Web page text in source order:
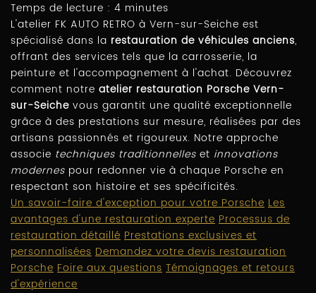
Temps de lecture : 4 minutes
L'atelier FK AUTO RETRO à Vern-sur-Seiche est
spécialisé dans la restauration de véhicules anciens,
offrant des services tels que la carrosserie, la
peinture et l'accompagnement à l'achat. Découvrez
comment notre atelier restauration Porsche Vern-
sur-Seiche vous garantit une qualité exceptionnelle
grâce à des prestations sur mesure, réalisées par des
artisans passionnés et rigoureux. Notre approche
associe techniques traditionnelles et innovations
modernes pour redonner vie à chaque Porsche en
respectant son histoire et ses spécificités.
Un savoir-faire d'exception pour votre Porsche Les
avantages d'une restauration experte Processus de
restauration détaillé Prestations exclusives et
personnalisées Demandez votre devis restauration
Porsche Foire aux questions Témoignages et retours
d'expérience